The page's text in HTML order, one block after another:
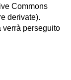
Commons
derivate).
verrà perseguito